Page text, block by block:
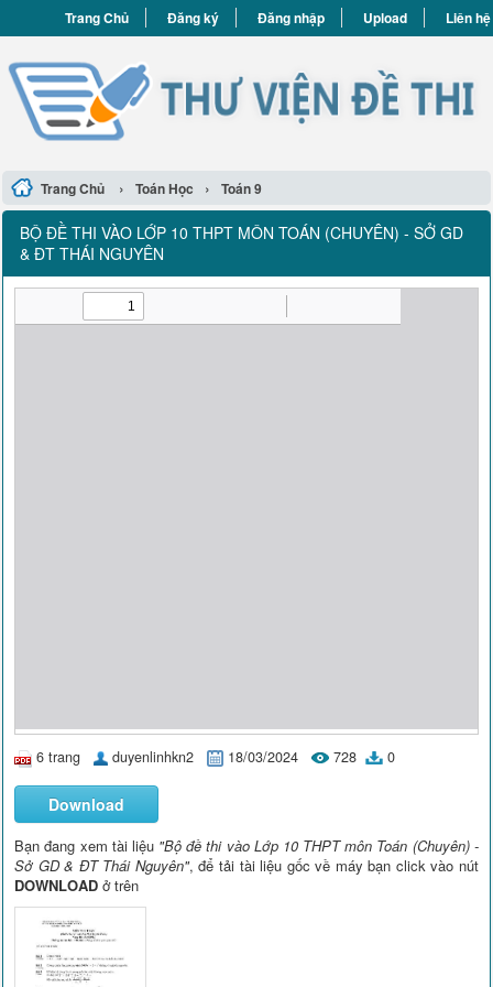
Trang Chủ Đăng ký Đăng nhập Upload Liên hệ
Trang Chủ › Toán Học › Toán 9
BỘ ĐỀ THI VÀO LỚP 10 THPT MÔN TOÁN (CHUYÊN) - SỞ GD
& ĐT THÁI NGUYÊN
6 trang duyenlinhkn2 18/03/2024 728 0
Download
Bạn đang xem tài liệu "Bộ đề thi vào Lớp 10 THPT môn Toán (Chuyên) -
Sở GD & ĐT Thái Nguyên", để tải tài liệu gốc về máy bạn click vào nút
DOWNLOAD ở trên